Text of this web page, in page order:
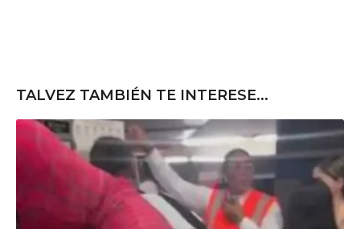
TALVEZ TAMBIÉN TE INTERESE...